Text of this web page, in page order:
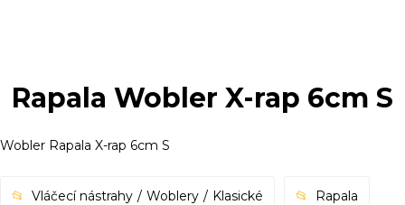
Rapala Wobler X-rap 6cm S
Wobler Rapala X-rap 6cm S
Vláčecí nástrahy Woblery Klasické Rapala